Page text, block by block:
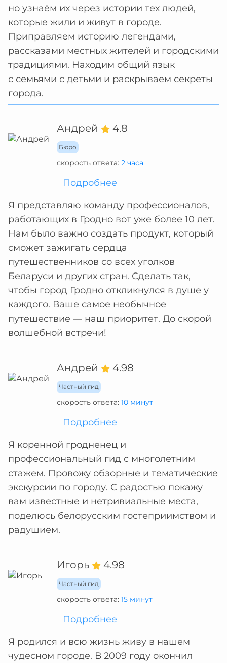
но узнаём их через истории тех людей,
которые жили и живут в городе.
Приправляем историю легендами,
рассказами местных жителей и городскими
традициями. Находим общий язык
с семьями с детьми и раскрываем секреты
города.
Андрей 4.8
Бюро
скорость ответа: 2 часа
Подробнее
Я представляю команду профессионалов,
работающих в Гродно вот уже более 10 лет.
Нам было важно создать продукт, который
сможет зажигать сердца
путешественников со всех уголков
Беларуси и других стран. Сделать так,
чтобы город Гродно откликнулся в душе у
каждого. Ваше самое необычное
путешествие — наш приоритет. До скорой
волшебной встречи!
Андрей 4.98
Частный гид
скорость ответа: 10 минут
Подробнее
Я коренной гродненец и
профессиональный гид с многолетним
стажем. Провожу обзорные и тематические
экскурсии по городу. С радостью покажу
вам известные и нетривиальные места,
поделюсь белорусским гостеприимством и
радушием.
Игорь 4.98
Частный гид
скорость ответа: 15 минут
Подробнее
Я родился и всю жизнь живу в нашем
чудесном городе. В 2009 году окончил